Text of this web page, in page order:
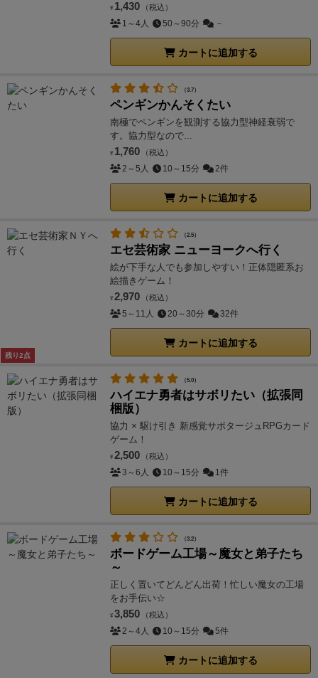
¥ 1,430 （税込）
1～4人 50～90分 －
カートに追加する
（3.7）
ペンギンかんそくたい
南極でペンギンを観測する協力型神経衰弱で
す。協力型なので...
¥ 1,760 （税込）
2～5人 10～15分 2件
カートに追加する
残り2点
（2.5）
エセ芸術家 ニューヨークへ行く
絵が下手な人でも参加しやすい！正体隠匿系お
絵描きゲーム！
¥ 2,970 （税込）
5～11人 20～30分 32件
カートに追加する
（5.0）
ハイエナ勇者はサボリたい（拡張同
梱版）
協力 × 駆け引き 新感覚サボタージュRPGカード
ゲーム！
¥ 2,500 （税込）
3～6人 10～15分 1件
カートに追加する
（3.2）
ボードゲーム工場～魔女と弟子たち
～
正しく置いてどんどん出荷！忙しい魔女の工場
をお手伝い☆
¥ 3,850 （税込）
2～4人 10～15分 5件
カートに追加する